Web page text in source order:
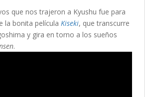
que nos trajeron a Kyushu fue para
la bonita película Kiseki, que transcurre
y gira en torno a los sueños
.